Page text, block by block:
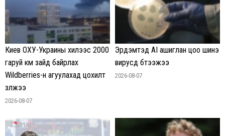
Киев ОХУ-Украины хилээс 2000
гаруй км зайд байрлах
Wildberries-н агуулахад цохилт
үзүүлжээ
2026-08-07
Эрдэмтэд AI ашиглан цоо шинэ
вирусүүд бүтээжээ
2026-08-07